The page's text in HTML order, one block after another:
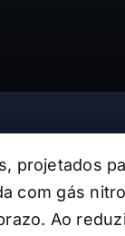
projetados
com gás
Ao